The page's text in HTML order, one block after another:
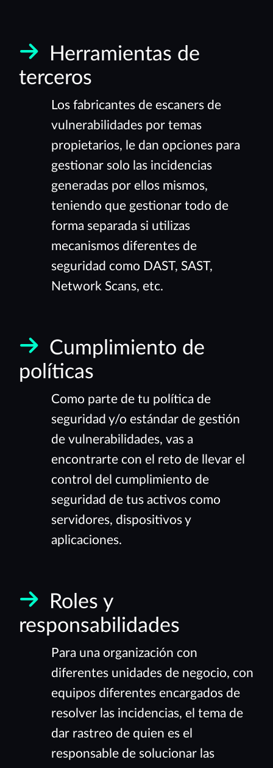
Herramientas de
terceros
Los fabricantes de escaners de
vulnerabilidades por temas
propietarios, le dan opciones para
gestionar solo las incidencias
generadas por ellos mismos,
teniendo que gestionar todo de
forma separada si utilizas
mecanismos diferentes de
seguridad como DAST, SAST,
Network Scans, etc.
Cumplimiento de
políticas
Como parte de tu política de
seguridad y/o estándar de gestión
de vulnerabilidades, vas a
encontrarte con el reto de llevar el
control del cumplimiento de
seguridad de tus activos como
servidores, dispositivos y
aplicaciones.
Roles y
responsabilidades
Para una organización con
diferentes unidades de negocio, con
equipos diferentes encargados de
resolver las incidencias, el tema de
dar rastreo de quien es el
responsable de solucionar las